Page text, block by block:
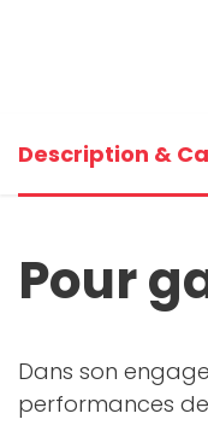
Description &
Pour
Dans son
performances